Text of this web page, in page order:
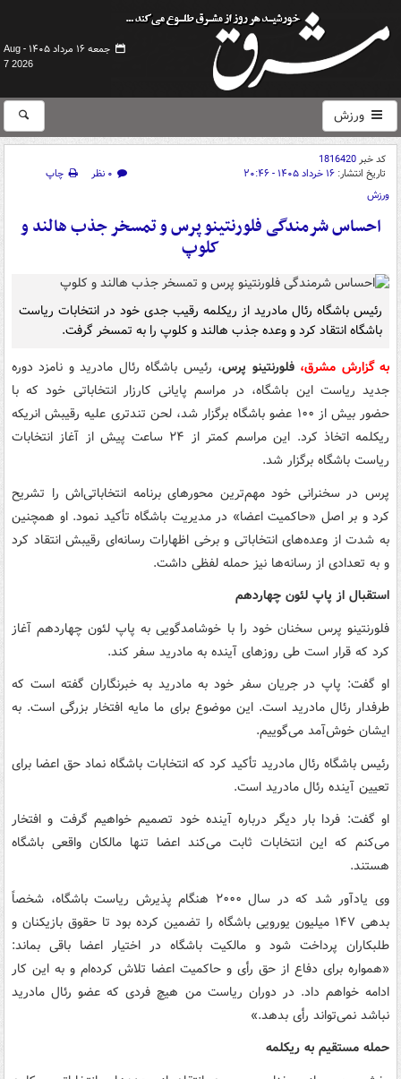
جمعه ۱۶ مرداد ۱۴۰۵ -
Aug
7 2026
ورزش
کد خبر1816420
تاریخ انتشار: ۱۶ خرداد ۱۴۰۵ - ۲۰:۴۶ ۰ نظر
چاپ
ورزش
احساس شرمندگی فلورنتینو پرس و تمسخر جذب هالند و
کلوپ
رئیس باشگاه رئال مادرید از ریکلمه رقیب جدی خود در انتخابات ریاست
باشگاه انتقاد کرد و وعده‌ جذب هالند و کلوپ را به تمسخر گرفت.
به گزارش مشرق، فلورنتینو پرس، رئیس باشگاه رئال مادرید و نامزد دوره
جدید ریاست این باشگاه، در مراسم پایانی کارزار انتخاباتی خود که با
حضور بیش از ۱۰۰ عضو باشگاه برگزار شد، لحن تندتری علیه رقیبش انریکه
ریکلمه اتخاذ کرد. این مراسم کمتر از ۲۴ ساعت پیش از آغاز انتخابات
ریاست باشگاه برگزار شد.
پرس در سخنرانی خود مهم‌ترین محورهای برنامه انتخاباتی‌اش را تشریح
کرد و بر اصل «حاکمیت اعضا» در مدیریت باشگاه تأکید نمود. او همچنین
به شدت از وعده‌های انتخاباتی و برخی اظهارات رسانه‌ای رقیبش انتقاد کرد
و به تعدادی از رسانه‌ها نیز حمله لفظی داشت.
استقبال از پاپ لئون چهاردهم
فلورنتینو پرس سخنان خود را با خوشامدگویی به پاپ لئون چهاردهم آغاز
کرد که قرار است طی روزهای آینده به مادرید سفر کند.
او گفت: پاپ در جریان سفر خود به مادرید به خبرنگاران گفته است که
طرفدار رئال مادرید است. این موضوع برای ما مایه افتخار بزرگی است. به
ایشان خوش‌آمد می‌گوییم.
رئیس باشگاه رئال مادرید تأکید کرد که انتخابات باشگاه نماد حق اعضا برای
تعیین آینده رئال مادرید است.
او گفت: فردا بار دیگر درباره آینده خود تصمیم خواهیم گرفت و افتخار
می‌کنم که این انتخابات ثابت می‌کند اعضا تنها مالکان واقعی باشگاه
هستند.
وی یادآور شد که در سال ۲۰۰۰ هنگام پذیرش ریاست باشگاه، شخصاً
بدهی ۱۴۷ میلیون یورویی باشگاه را تضمین کرده بود تا حقوق بازیکنان و
طلبکاران پرداخت شود و مالکیت باشگاه در اختیار اعضا باقی بماند:
«همواره برای دفاع از حق رأی و حاکمیت اعضا تلاش کرده‌ام و به این کار
ادامه خواهم داد. در دوران ریاست من هیچ فردی که عضو رئال مادرید
نباشد نمی‌تواند رأی بدهد.»
حمله مستقیم به ریکلمه